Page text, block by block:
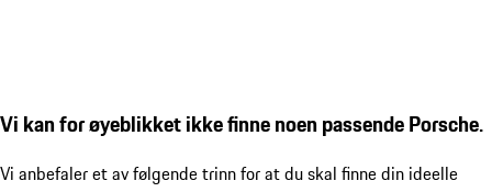
Vi kan for øyeblikket ikke finne noen passende Porsche.
Vi anbefaler et av følgende trinn for at du skal finne din ideelle